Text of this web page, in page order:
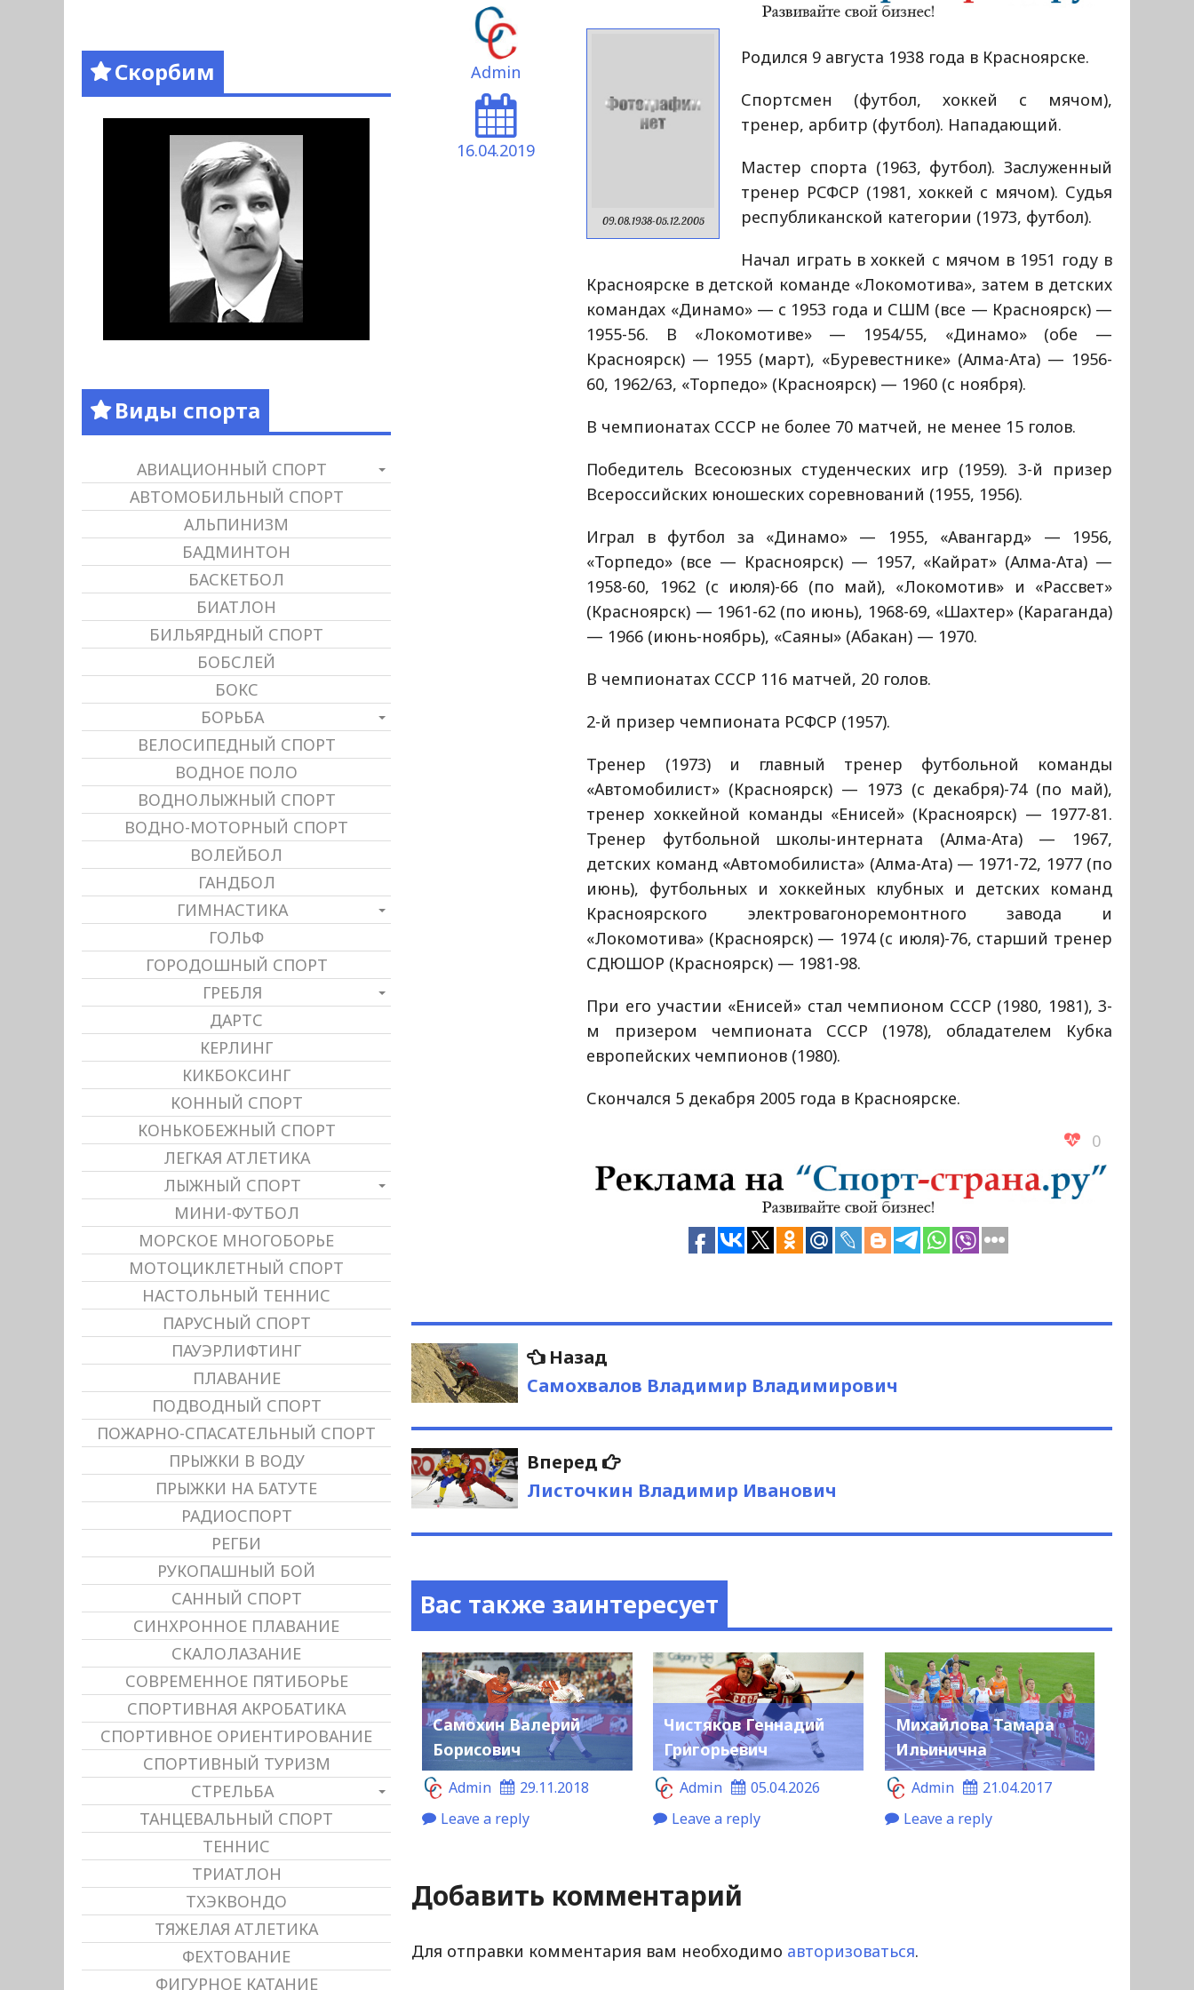
Admin
16.04.2019
09.08.1938-05.12.2005
Родился 9 августа 1938 года в Красноярске.
Спортсмен (футбол, хоккей с мячом),
тренер, арбитр (футбол). Нападающий.
Мастер спорта (1963, футбол). Заслуженный
тренер РСФСР (1981, хоккей с мячом). Судья
республиканской категории (1973, футбол).
Начал играть в хоккей с мячом в 1951 году в
Красноярске в детской команде «Локомотива», затем в детских
командах «Динамо» — с 1953 года и СШМ (все — Красноярск) —
1955-56. В «Локомотиве» — 1954/55, «Динамо» (обе —
Красноярск) — 1955 (март), «Буревестнике» (Алма-Ата) — 1956-
60, 1962/63, «Торпедо» (Красноярск) — 1960 (с ноября).
В чемпионатах СССР не более 70 матчей, не менее 15 голов.
Победитель Всесоюзных студенческих игр (1959). 3-й призер
Всероссийских юношеских соревнований (1955, 1956).
Играл в футбол за «Динамо» — 1955, «Авангард» — 1956,
«Торпедо» (все — Красноярск) — 1957, «Кайрат» (Алма-Ата) —
1958-60, 1962 (с июля)-66 (по май), «Локомотив» и «Рассвет»
(Красноярск) — 1961-62 (по июнь), 1968-69, «Шахтер» (Караганда)
— 1966 (июнь-ноябрь), «Саяны» (Абакан) — 1970.
В чемпионатах СССР 116 матчей, 20 голов.
2-й призер чемпионата РСФСР (1957).
Тренер (1973) и главный тренер футбольной команды
«Автомобилист» (Красноярск) — 1973 (с декабря)-74 (по май),
тренер хоккейной команды «Енисей» (Красноярск) — 1977-81.
Тренер футбольной школы-интерната (Алма-Ата) — 1967,
детских команд «Автомобилиста» (Алма-Ата) — 1971-72, 1977 (по
июнь), футбольных и хоккейных клубных и детских команд
Красноярского электровагоноремонтного завода и
«Локомотива» (Красноярск) — 1974 (с июля)-76, старший тренер
СДЮШОР (Красноярск) — 1981-98.
При его участии «Енисей» стал чемпионом СССР (1980, 1981), 3-
м призером чемпионата СССР (1978), обладателем Кубка
европейских чемпионов (1980).
Скончался 5 декабря 2005 года в Красноярске.
0
Навигация
по
записям
Назад
запись:
Самохвалов Владимир Владимирович
Вперед
Следующая
запись:
Листочкин Владимир Иванович
Вас также заинтересует
Самохин Валерий
Борисович
Admin
29.11.2018
Leave a reply
Чистяков Геннадий
Григорьевич
Admin
05.04.2026
Leave a reply
Михайлова Тамара
Ильинична
Admin
21.04.2017
Leave a reply
Добавить комментарий
Для отправки комментария вам необходимо авторизоваться.
Скорбим
Виды спорта
АВИАЦИОННЫЙ СПОРТ
АВТОМОБИЛЬНЫЙ СПОРТ
АЛЬПИНИЗМ
БАДМИНТОН
БАСКЕТБОЛ
БИАТЛОН
БИЛЬЯРДНЫЙ СПОРТ
БОБСЛЕЙ
БОКС
БОРЬБА
ВЕЛОСИПЕДНЫЙ СПОРТ
ВОДНОЕ ПОЛО
ВОДНОЛЫЖНЫЙ СПОРТ
ВОДНО-МОТОРНЫЙ СПОРТ
ВОЛЕЙБОЛ
ГАНДБОЛ
ГИМНАСТИКА
ГОЛЬФ
ГОРОДОШНЫЙ СПОРТ
ГРЕБЛЯ
ДАРТС
КЕРЛИНГ
КИКБОКСИНГ
КОННЫЙ СПОРТ
КОНЬКОБЕЖНЫЙ СПОРТ
ЛЕГКАЯ АТЛЕТИКА
ЛЫЖНЫЙ СПОРТ
МИНИ-ФУТБОЛ
МОРСКОЕ МНОГОБОРЬЕ
МОТОЦИКЛЕТНЫЙ СПОРТ
НАСТОЛЬНЫЙ ТЕННИС
ПАРУСНЫЙ СПОРТ
ПАУЭРЛИФТИНГ
ПЛАВАНИЕ
ПОДВОДНЫЙ СПОРТ
ПОЖАРНО-СПАСАТЕЛЬНЫЙ СПОРТ
ПРЫЖКИ В ВОДУ
ПРЫЖКИ НА БАТУТЕ
РАДИОСПОРТ
РЕГБИ
РУКОПАШНЫЙ БОЙ
САННЫЙ СПОРТ
СИНХРОННОЕ ПЛАВАНИЕ
СКАЛОЛАЗАНИЕ
СОВРЕМЕННОЕ ПЯТИБОРЬЕ
СПОРТИВНАЯ АКРОБАТИКА
СПОРТИВНОЕ ОРИЕНТИРОВАНИЕ
СПОРТИВНЫЙ ТУРИЗМ
СТРЕЛЬБА
ТАНЦЕВАЛЬНЫЙ СПОРТ
ТЕННИС
ТРИАТЛОН
ТХЭКВОНДО
ТЯЖЕЛАЯ АТЛЕТИКА
ФЕХТОВАНИЕ
ФИГУРНОЕ КАТАНИЕ